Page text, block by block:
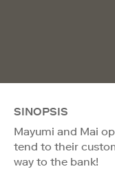
SINOPSIS
Mayumi and Mai
tend to their
way to the bank!